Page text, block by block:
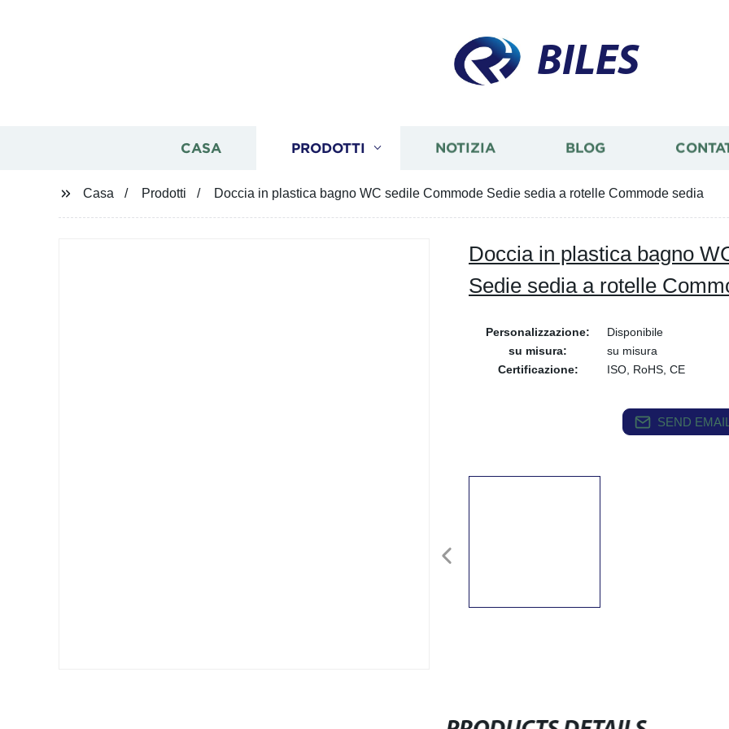
BILES
CASA PRODOTTI NOTIZIA BLOG
Casa Prodotti Doccia in plastica bagno WC sedile Commode Sedie sedia a rotelle Commode sedia
Doccia in plastica bagno
Sedie sedia a rotelle
Personalizzazione:
Disponibile
su misura:
su misura
Certificazione:
ISO, RoHS, CE
SEND